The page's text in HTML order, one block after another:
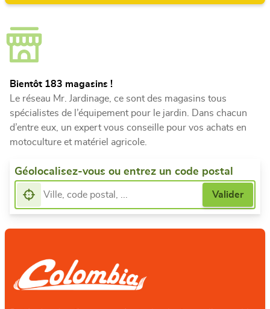
Bientôt 183 magasins !
Le réseau Mr. Jardinage, ce sont des magasins tous
spécialistes de l’équipement pour le jardin. Dans chacun
d’entre eux, un expert vous conseille pour vos achats en
motoculture et matériel agricole.
Géolocalisez-vous ou entrez un code postal